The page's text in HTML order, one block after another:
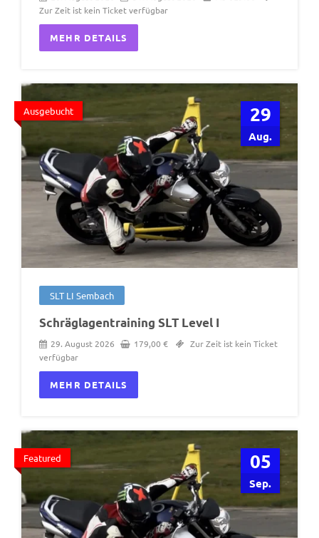
Zur Zeit ist kein Ticket verfügbar
MEHR DETAILS
29
Aug.
Ausgebucht
SLT LI Sembach
Schräglagentraining SLT Level I
29. August 2026 179,00 €
Zur Zeit ist kein Ticket
verfügbar
MEHR DETAILS
05
Sep.
Featured